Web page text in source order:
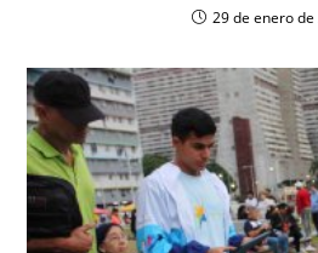
29 de enero